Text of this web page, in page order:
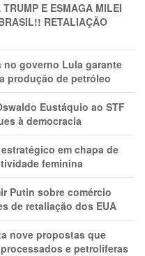
E ESMAGA MILEI
RETALIAÇÃO
no governo Lula garante
produção de petróleo
Eustáquio ao STF
à democracia
em chapa de
feminina
Putin sobre comércio
de retaliação dos EUA
nove propostas que
e petrolíferas